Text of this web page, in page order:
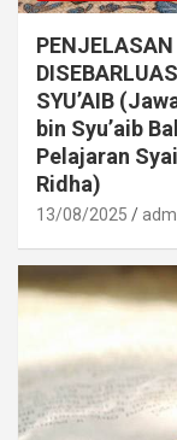
SYU’AIB
bin Syu’aib
Pelajaran
Ridha)
13/08/2025